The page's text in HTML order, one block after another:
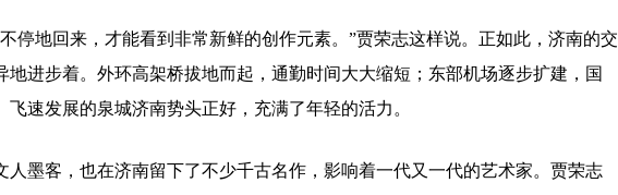
地回来，才能看到非常新鲜的创作元素。”贾荣志这样说。正如此，济南的交
地进步着。外环高架桥拔地而起，通勤时间大大缩短；东部机场逐步扩建，国
飞速发展的泉城济南势头正好，充满了年轻的活力。
墨客，也在济南留下了不少千古名作，影响着一代又一代的艺术家。贾荣志